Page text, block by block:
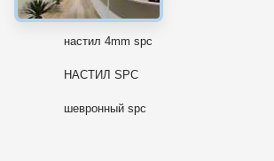
настил 5mm spc
настил 4mm spc
НАСТИЛ SPC
шевронный spc